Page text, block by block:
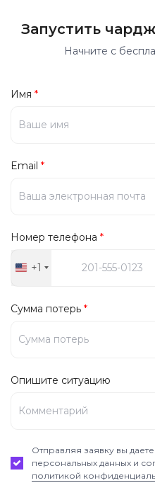
Запустить
Начните с
Имя *
Email *
Номер телефона *
United
+1
Сумма потерь *
Опишите ситуацию
Отправляя заявку вы
персональных данных и
политикой